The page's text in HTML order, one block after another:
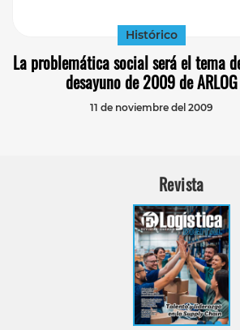
Histórico
La problemática social será el tema
desayuno de 2009 de ARLOG
11 de noviembre del 2009
Revista